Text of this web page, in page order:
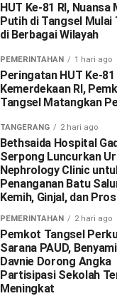
HUT Ke-81 RI, Nuansa
Putih di Tangsel Mulai
di Berbagai Wilayah
PEMERINTAHAN 1 hari ago
Peringatan HUT Ke-81
Kemerdekaan RI,
Tangsel Matangkan
TANGERANG 2 hari ago
Bethsaida Hospital
Serpong Luncurkan
Nephrology Clinic
Penanganan Batu
Kemih, Ginjal, dan
PEMERINTAHAN 2 hari ago
Pemkot Tangsel
Sarana PAUD,
Davnie Dorong Angka
Partisipasi Sekolah
Meningkat